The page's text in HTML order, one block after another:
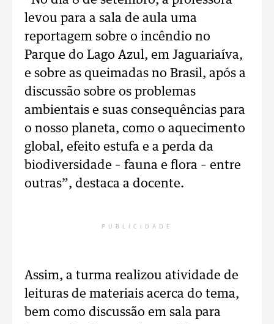
levou para a sala de aula uma
reportagem sobre o incêndio no
Parque do Lago Azul, em Jaguariaíva,
e sobre as queimadas no Brasil, após a
discussão sobre os problemas
ambientais e suas consequências para
o nosso planeta, como o aquecimento
global, efeito estufa e a perda da
biodiversidade – fauna e flora – entre
outras”, destaca a docente.
PUBLICIDADE
Assim, a turma realizou atividade de
leituras de materiais acerca do tema,
bem como discussão em sala para